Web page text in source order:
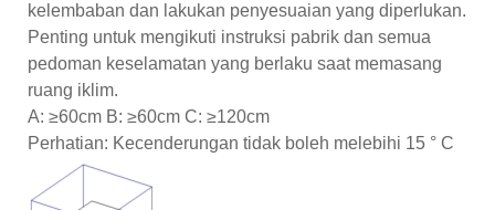
kelembaban dan lakukan penyesuaian yang diperlukan.
Penting untuk mengikuti instruksi pabrik dan semua
pedoman keselamatan yang berlaku saat memasang
ruang iklim.
A: ≥60cm B: ≥60cm C: ≥120cm
Perhatian: Kecenderungan tidak boleh melebihi 15 ° C